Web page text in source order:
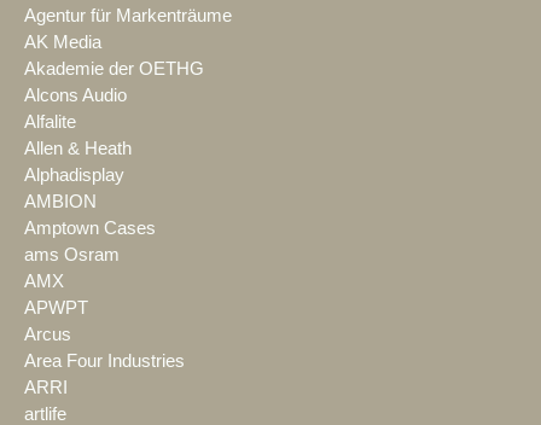
Agentur für Markenträume
AK Media
Akademie der OETHG
Alcons Audio
Alfalite
Allen & Heath
Alphadisplay
AMBION
Amptown Cases
ams Osram
AMX
APWPT
Arcus
Area Four Industries
ARRI
artlife